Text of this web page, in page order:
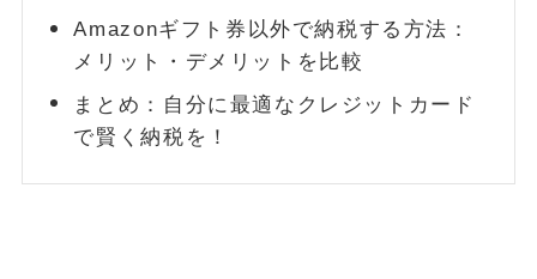
Amazonギフト券以外で納税する方法：
メリット・デメリットを比較
まとめ：自分に最適なクレジットカード
で賢く納税を！